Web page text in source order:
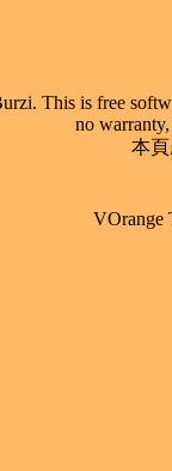
This is free
no
本
VOrange